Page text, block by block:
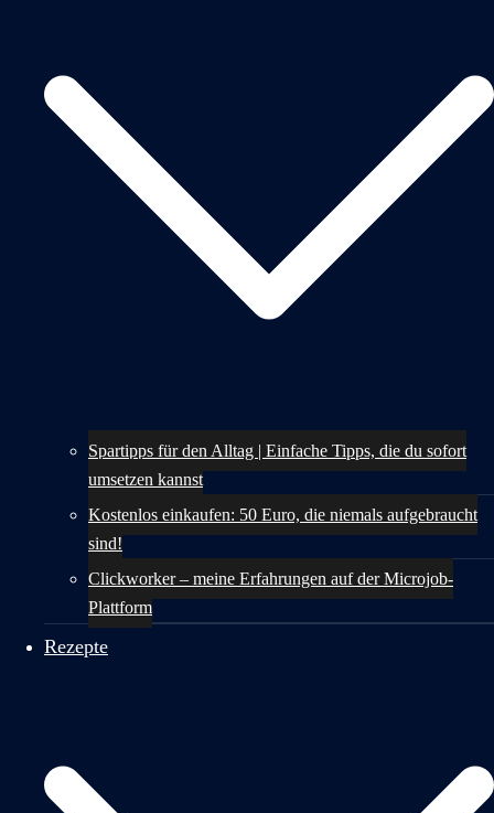
Spartipps für den Alltag | Einfache Tipps, die du sofort
umsetzen kannst
Kostenlos einkaufen: 50 Euro, die niemals aufgebraucht
sind!
Clickworker – meine Erfahrungen auf der Microjob-
Plattform
Rezepte